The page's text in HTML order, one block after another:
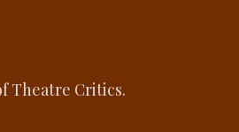
Theatre Critics.